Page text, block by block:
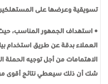
تسويقية وعرضها على
• استهداف الجمهور المناسب،
العملاء بدقة عن طريق استخدام
الاهتمامات من أجل توجيه الحملة
شك أن ذلك سيعطي نتائج أقوى